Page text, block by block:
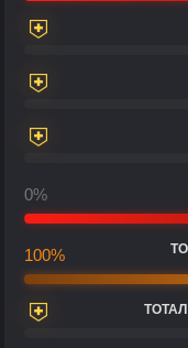
0%
100%